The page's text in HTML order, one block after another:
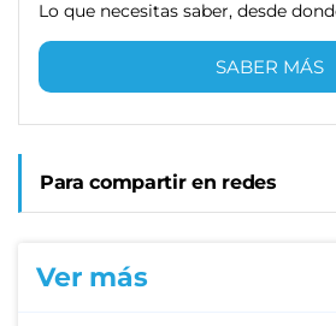
Lo que necesitas saber, desde
SABER MÁS
Para compartir en redes
Ver más